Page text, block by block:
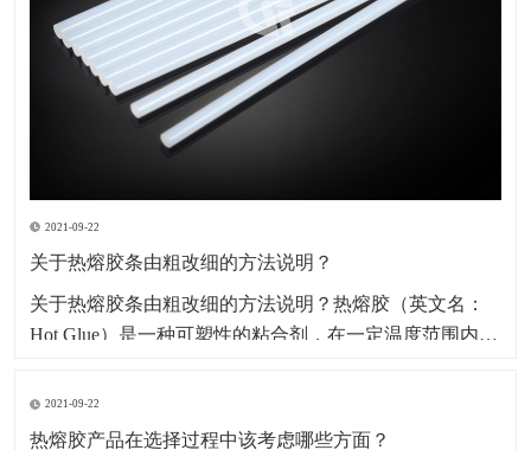
2021-09-22
关于热熔胶条由粗改细的方法说明？
​关于热熔胶条由粗改细的方法说明？热熔胶（英文名：
Hot Glue）是一种可塑性的粘合剂，在一定温度范围内其
无味，属环保型化学产品。因其产品本身系固体，便于
包装、运输、存储、无溶剂、无污染、无毒型；以及生
2021-09-22
热熔胶产品在选择过程中该考虑哪些方面？